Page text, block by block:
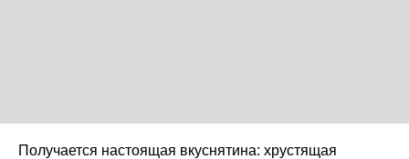
Получается настоящая вкуснятина: хрустящая